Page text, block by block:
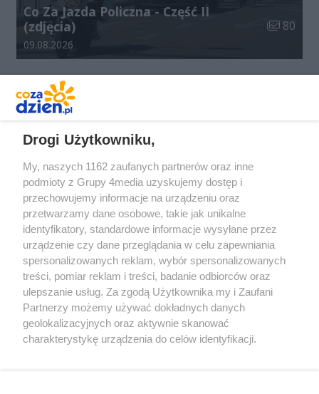
Co Za Jazda Policzna - Część II
(zdjęcia)
Liczba
80
Data dodania galerii:
09.08.2026
Redakcja Reklama Prywatność
Praca Łódź
the:protocol
Drogi Użytkowniku,
My, naszych 1162 zaufanych partnerów oraz inne
podmioty z Grupy 4media uzyskujemy dostęp i
przechowujemy informacje na urządzeniu oraz
przetwarzamy dane osobowe, takie jak unikalne
identyfikatory, standardowe informacje wysyłane przez
urządzenie czy dane przeglądania w celu zapewniania
spersonalizowanych reklam, wybór spersonalizowanych
treści, pomiar reklam i treści, badanie odbiorców oraz
ulepszanie usług. Za zgodą Użytkownika my i Zaufani
Partnerzy możemy używać dokładnych danych
geolokalizacyjnych oraz aktywnie skanować
charakterystykę urządzenia do celów identyfikacji.